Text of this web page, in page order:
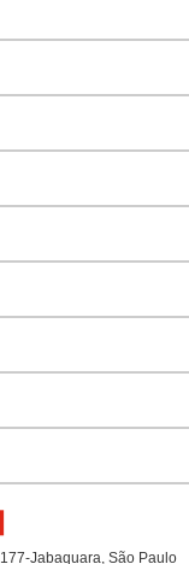
Jabaquara, São Paulo